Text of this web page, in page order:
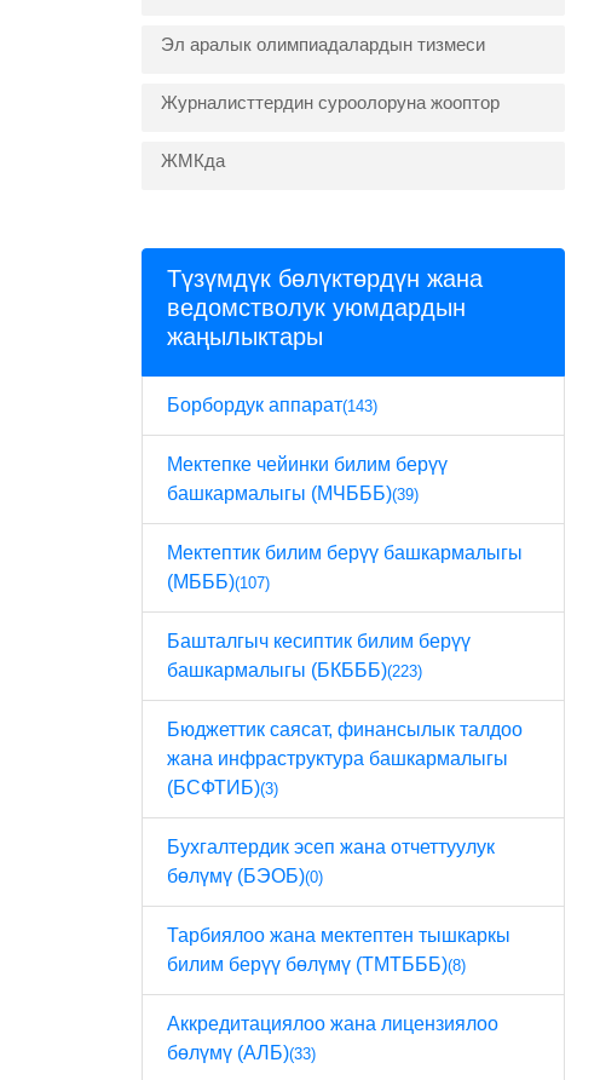
Эл аралык олимпиадалардын тизмеси
Журналисттердин суроолоруна жооптор
ЖМКда
Түзүмдүк бөлүктөрдүн жана
ведомстволук уюмдардын
жаңылыктары
Борбордук аппарат(143)
Мектепке чейинки билим берүү
башкармалыгы (МЧБББ)(39)
Мектептик билим берүү башкармалыгы
(МБББ)(107)
Башталгыч кесиптик билим берүү
башкармалыгы (БКБББ)(223)
Бюджеттик саясат, финансылык талдоо
жана инфраструктура башкармалыгы
(БСФТИБ)(3)
Бухгалтердик эсеп жана отчеттуулук
бөлүмү (БЭОБ)(0)
Тарбиялоо жана мектептен тышкаркы
билим берүү бөлүмү (ТМТБББ)(8)
Аккредитациялоо жана лицензиялоо
бөлүмү (АЛБ)(33)